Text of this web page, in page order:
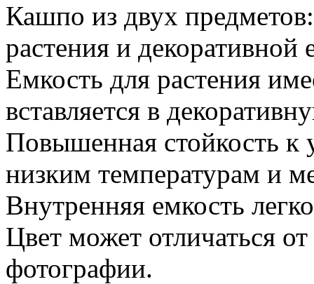
Кашпо из двух
растения и декоративной
Емкость для растения
вставляется в
Повышенная стойкость к
низким температурам и
Внутренняя емкость
Цвет может отличаться
фотографии.